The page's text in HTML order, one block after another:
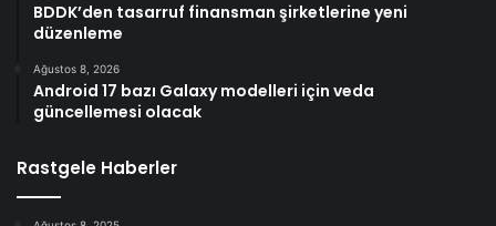
BDDK’den tasarruf finansman şirketlerine yeni
düzenleme
Ağustos 8, 2026
Android 17 bazı Galaxy modelleri için veda
güncellemesi olacak
Rastgele Haberler